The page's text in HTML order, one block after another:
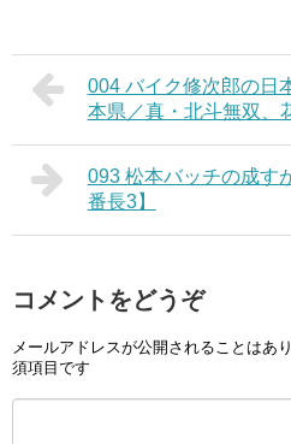
004 バイク修次郎の日
本県／真・北斗無双、
093 松本バッチの成す
番長3】
コメントをどうぞ
メールアドレスが公開されることはあり
須項目です